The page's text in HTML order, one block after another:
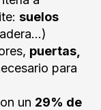
suelos
puertas,
para
un 29% de